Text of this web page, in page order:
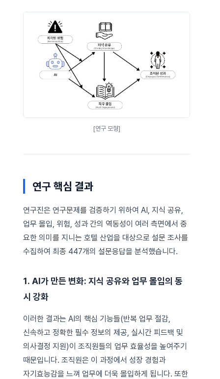
[연구 모형]
연구 핵심 결과
연구진은 연구문제를 검증하기 위하여 AI, 지식 공유,
업무 몰입, 위험, 성과 간의 역동성이 여러 측면에서 중
요한 의미를 지니는 호텔 산업을 대상으로 설문 조사를
수집하여 최종 447개의 설문응답을 분석했습니다.
1. AI가 만든 변화: 지식 공유와 업무 몰입의 동
시 강화
이러한 결과는 AI의 핵심 기능들(반복 업무 절감,
신속하고 정확한 필수 정보의 제공, 실시간 피드백 및
의사결정 지원)이 조직원들의 업무 효율성을 높여주기
때문입니다. 조직원은 이 과정에서 성장 경험과
자기효능감을 느껴 업무에 더욱 몰입하게 됩니다. 또한